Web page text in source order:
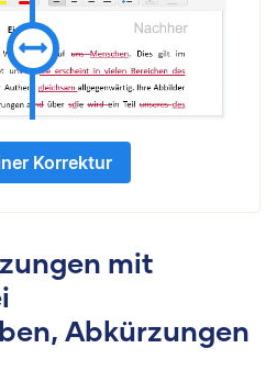
Korrektur
mit
Abkürzungen